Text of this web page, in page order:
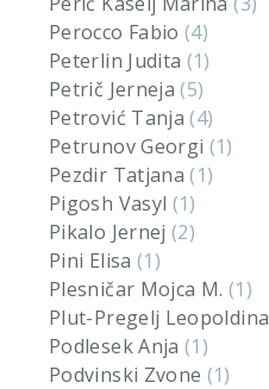
Perocco Fabio(4)
Peterlin Judita (1)
Petrič Jerneja(5)
Petrović Tanja(4)
Petrunov Georgi (1)
Pezdir Tatjana(1)
Pigosh Vasyl (1)
Pikalo Jernej(2)
Pini Elisa (1)
Plesničar Mojca M. (1)
Plut-Pregelj Leopoldina
Podlesek Anja(1)
Podvinski Zvone (1)